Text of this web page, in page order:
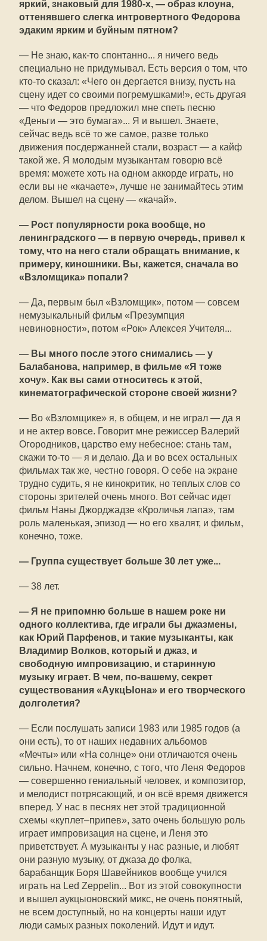
яркий, знаковый для 1980-х, — образ клоуна,
оттенявшего слегка интровертного Федорова
эдаким ярким и буйным пятном?
— Не знаю, как-то спонтанно... я ничего ведь
специально не придумывал. Есть версия о том, что
кто-то сказал: «Чего он дергается внизу, пусть на
сцену идет со своими погремушками!», есть другая
— что Федоров предложил мне спеть песню
«Деньги — это бумага»... Я и вышел. Знаете,
сейчас ведь всё то же самое, разве только
движения посдержанней стали, возраст — а кайф
такой же. Я молодым музыкантам говорю всё
время: можете хоть на одном аккорде играть, но
если вы не «качаете», лучше не занимайтесь этим
делом. Вышел на сцену — «качай».
— Рост популярности рока вообще, но
ленинградского — в первую очередь, привел к
тому, что на него стали обращать внимание, к
примеру, киношники. Вы, кажется, сначала во
«Взломщика» попали?
— Да, первым был «Взломщик», потом — совсем
немузыкальный фильм «Презумпция
невиновности», потом «Рок» Алексея Учителя...
— Вы много после этого снимались — у
Балабанова, например, в фильме «Я тоже
хочу». Как вы сами относитесь к этой,
кинематографической стороне своей жизни?
— Во «Взломщике» я, в общем, и не играл — да я
и не актер вовсе. Говорит мне режиссер Валерий
Огородников, царство ему небесное: стань там,
скажи то-то — я и делаю. Да и во всех остальных
фильмах так же, честно говоря. О себе на экране
трудно судить, я не кинокритик, но теплых слов со
стороны зрителей очень много. Вот сейчас идет
фильм Наны Джорджадзе «Кроличья лапа», там
роль маленькая, эпизод — но его хвалят, и фильм,
конечно, тоже.
— Группа существует больше 30 лет уже...
— 38 лет.
— Я не припомню больше в нашем роке ни
одного коллектива, где играли бы джазмены,
как Юрий Парфенов, и такие музыканты, как
Владимир Волков, который и джаз, и
свободную импровизацию, и старинную
музыку играет. В чем, по-вашему, секрет
существования «АукцЫона» и его творческого
долголетия?
— Если послушать записи 1983 или 1985 годов (а
они есть), то от наших недавних альбомов
«Мечты» или «На солнце» они отличаются очень
сильно. Начнем, конечно, с того, что Леня Федоров
— совершенно гениальный человек, и композитор,
и мелодист потрясающий, и он всё время движется
вперед. У нас в песнях нет этой традиционной
схемы «куплет–припев», зато очень большую роль
играет импровизация на сцене, и Леня это
приветствует. А музыканты у нас разные, и любят
они разную музыку, от джаза до фолка,
барабанщик Боря Шавейников вообще учился
играть на Led Zeppelin... Вот из этой совокупности
и вышел аукцыоновский микс, не очень понятный,
не всем доступный, но на концерты наши идут
люди самых разных поколений. Идут и идут.